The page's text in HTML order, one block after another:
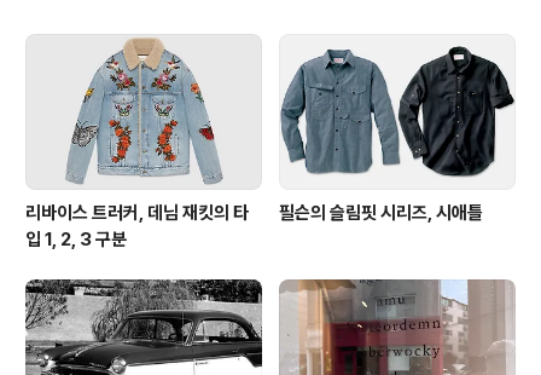
리바이스 트러커, 데님 재킷의 타
입 1, 2, 3 구분
필슨의 슬림핏 시리즈, 시애틀